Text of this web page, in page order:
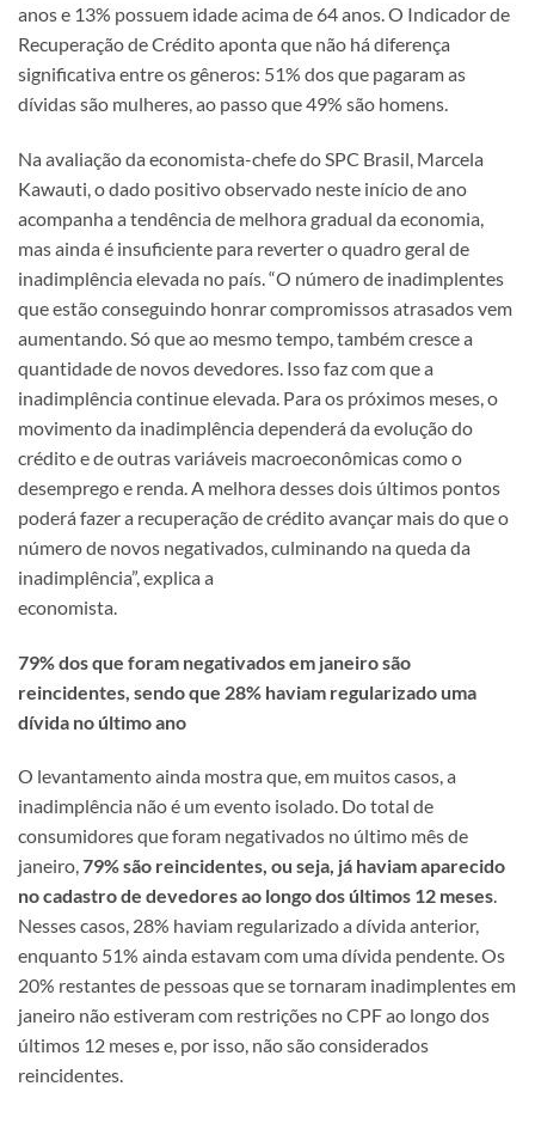
anos e 13% possuem idade acima de 64 anos. O Indicador de
Recuperação de Crédito aponta que não há diferença
significativa entre os gêneros: 51% dos que pagaram as
dívidas são mulheres, ao passo que 49% são homens.
Na avaliação da economista-chefe do SPC Brasil, Marcela
Kawauti, o dado positivo observado neste início de ano
acompanha a tendência de melhora gradual da economia,
mas ainda é insuficiente para reverter o quadro geral de
inadimplência elevada no país. “O número de inadimplentes
que estão conseguindo honrar compromissos atrasados vem
aumentando. Só que ao mesmo tempo, também cresce a
quantidade de novos devedores. Isso faz com que a
inadimplência continue elevada. Para os próximos meses, o
movimento da inadimplência dependerá da evolução do
crédito e de outras variáveis macroeconômicas como o
desemprego e renda. A melhora desses dois últimos pontos
poderá fazer a recuperação de crédito avançar mais do que o
número de novos negativados, culminando na queda da
inadimplência”, explica a
economista.
79% dos que foram negativados em janeiro são
reincidentes, sendo que 28% haviam regularizado uma
dívida no último ano
O levantamento ainda mostra que, em muitos casos, a
inadimplência não é um evento isolado. Do total de
consumidores que foram negativados no último mês de
janeiro,79% são reincidentes, ou seja, já haviam aparecido
no cadastro de devedores ao longo dos últimos 12 meses.
Nesses casos, 28% haviam regularizado a dívida anterior,
enquanto 51% ainda estavam com uma dívida pendente. Os
20% restantes de pessoas que se tornaram inadimplentes em
janeiro não estiveram com restrições no CPF ao longo dos
últimos 12 meses e, por isso, não são considerados
reincidentes.